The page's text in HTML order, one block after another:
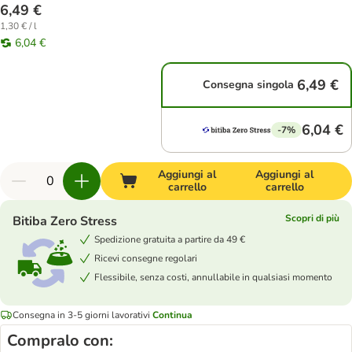
6,49 €
1,30 € / l
6,04 €
Consegna singola 6,49 €
-7% 6,04 €
Aggiungi al
carrello
Aggiungi al
carrello
Bitiba Zero Stress
Scopri di più
Spedizione gratuita a partire da 49 €
Ricevi consegne regolari
Flessibile, senza costi, annullabile in qualsiasi momento
Consegna in 3-5 giorni lavorativi Continua
Compralo con: